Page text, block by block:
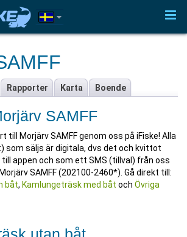
Rapporter Karta Boende
SAMFF
till Morjärv SAMFF genom oss på iFiske! Alla
som säljs är digitala, dvs det och kvittot
till appen och som ett SMS (tillval) från oss
SAMFF (202100-2460*). Gå direkt till:
båt, Kamlungeträsk med båt och Övriga